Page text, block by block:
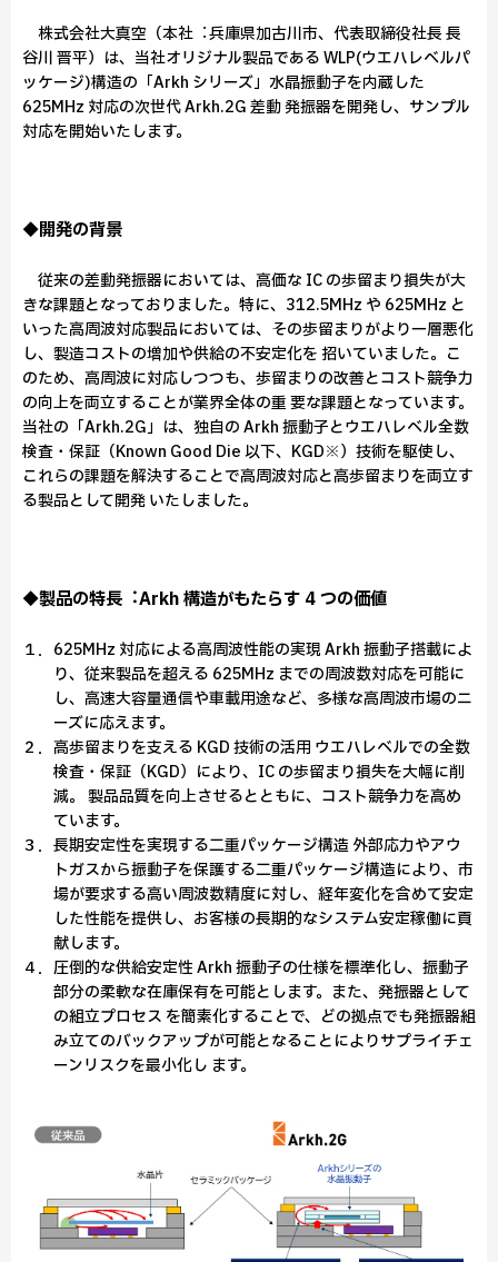
株式会社⼤真空（本社︓兵庫県加古川市、代表取締役社⻑ ⻑
⾕川 晋平）は、当社オリジナル製品である WLP(ウエハレベルパ
ッケージ)構造の「Arkh シリーズ」⽔晶振動⼦を内蔵した
625MHz 対応の次世代 Arkh.2G 差動 発振器を開発し、サンプル
対応を開始いたします。
◆開発の背景
従来の差動発振器においては、⾼価な IC の歩留まり損失が⼤
きな課題となっておりました。特に、312.5MHz や 625MHz と
いった⾼周波対応製品においては、その歩留まりがより⼀層悪化
し、製造コストの増加や供給の不安定化を 招いていました。こ
のため、⾼周波に対応しつつも、歩留まりの改善とコスト競争⼒
の向上を両⽴することが業界全体の重 要な課題となっています。
当社の「Arkh.2G」は、独⾃の Arkh 振動⼦とウエハレベル全数
検査・保証（Known Good Die 以下、KGD※）技術を駆使し、
これらの課題を解決することで⾼周波対応と⾼歩留まりを両⽴す
る製品として開発 いたしました。
◆製品の特⻑︓Arkh 構造がもたらす 4 つの価値
１．625MHz 対応による⾼周波性能の実現 Arkh 振動⼦搭載によ
り、従来製品を超える 625MHz までの周波数対応を可能に
し、⾼速⼤容量通信や⾞載⽤途など、多様な⾼周波市場のニ
ーズに応えます。
２．⾼歩留まりを⽀える KGD 技術の活⽤ ウエハレベルでの全数
検査・保証（KGD）により、IC の歩留まり損失を⼤幅に削
減。 製品品質を向上させるとともに、コスト競争⼒を⾼め
ています。
３．⻑期安定性を実現する⼆重パッケージ構造 外部応⼒やアウ
トガスから振動⼦を保護する⼆重パッケージ構造により、市
場が要求する⾼い周波数精度に対し、経年変化を含めて安定
した性能を提供し、お客様の⻑期的なシステム安定稼働に貢
献します。
４．圧倒的な供給安定性 Arkh 振動⼦の仕様を標準化し、振動⼦
部分の柔軟な在庫保有を可能とします。また、発振器として
の組⽴プロセス を簡素化することで、どの拠点でも発振器組
み⽴てのバックアップが可能となることによりサプライチェ
ーンリスクを最⼩化し ます。